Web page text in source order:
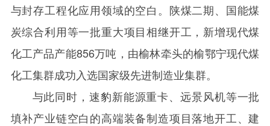
与封存工程化应用领域的空白。陕煤二期、国能煤
炭综合利用等一批重大项目相继开工，新增现代煤
化工产品产能856万吨，由榆林牵头的榆鄂宁现代煤
化工集群成功入选国家级先进制造业集群。
与此同时，速豹新能源重卡、远景风机等一批
填补产业链空白的高端装备制造项目落地开工、建